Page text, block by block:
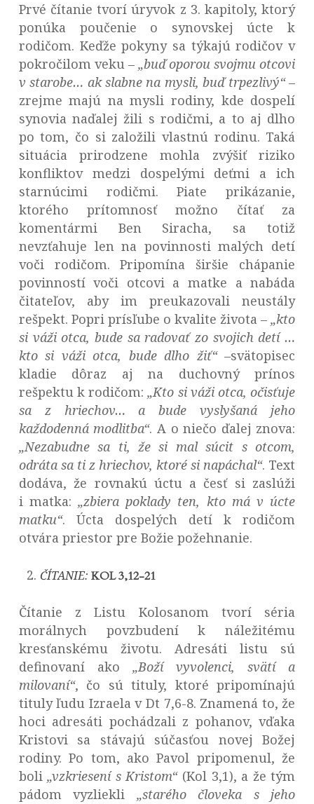
Prvé čítanie tvorí úryvok z 3. kapitoly, ktorý
ponúka poučenie o synovskej úcte k
rodičom. Keďže pokyny sa týkajú rodičov v
pokročilom veku – „buď oporou svojmu otcovi
v starobe… ak slabne na mysli, buď trpezlivý“–
zrejme majú na mysli rodiny, kde dospelí
synovia naďalej žili s rodičmi, a to aj dlho
po tom, čo si založili vlastnú rodinu. Taká
situácia prirodzene mohla zvýšiť riziko
konfliktov medzi dospelými deťmi a ich
starnúcimi rodičmi. Piate prikázanie,
ktorého prítomnosť možno čítať za
komentármi Ben Siracha, sa totiž
nevzťahuje len na povinnosti malých detí
voči rodičom. Pripomína širšie chápanie
povinností voči otcovi a matke a nabáda
čitateľov, aby im preukazovali neustály
rešpekt. Popri prísľube o kvalite života –„kto
si váži otca, bude sa radovať zo svojich detí …
kto si váži otca, bude dlho žiť“–svätopisec
kladie dôraz aj na duchovný prínos
rešpektu k rodičom:„Kto si váži otca, očisťuje
sa z hriechov… a bude vyslyšaná jeho
každodenná modlitba“. A o niečo ďalej znova:
„Nezabudne sa ti, že si mal súcit s otcom,
odráta sa ti z hriechov, ktoré si napáchal“. Text
dodáva, že rovnakú úctu a česť si zaslúži
i matka:„zbiera poklady ten, kto má v úcte
matku“. Úcta dospelých detí k rodičom
otvára priestor pre Božie požehnanie.
ČÍTANIE: KOL 3,12-21
Čítanie z Listu Kolosanom tvorí séria
morálnych povzbudení k náležitému
kresťanskému životu. Adresáti listu sú
definovaní ako „Boží vyvolenci, svätí a
milovaní“, čo sú tituly, ktoré pripomínajú
tituly ľudu Izraela v Dt 7,6-8. Znamená to, že
hoci adresáti pochádzali z pohanov, vďaka
Kristovi sa stávajú súčasťou novej Božej
rodiny. Po tom, ako Pavol pripomenul, že
boli„vzkriesení s Kristom“(Kol 3,1), a že tým
pádom vyzliekli „starého človeka s jeho